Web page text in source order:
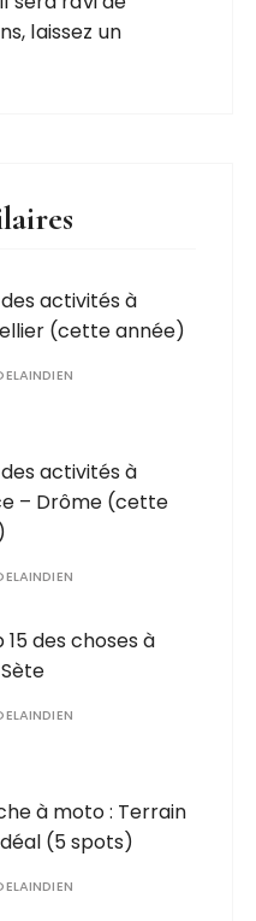
laissez un
des activités à
(cette année)
des activités à
– Drôme (cette
15 des choses à
à moto : Terrain
(5 spots)